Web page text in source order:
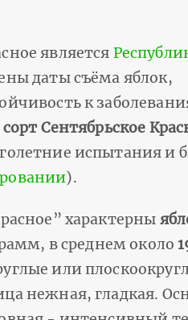
является
даты съёма яблок,
к
сорт Сентябрьское
испытания и
).
характерны
в среднем около
или
нежная, гладкая.